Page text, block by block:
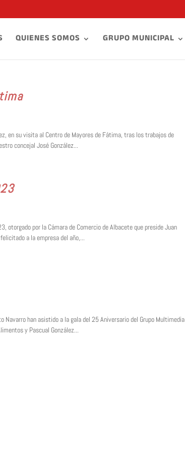
QUIENES SOMOS GRUPO MUNICIPAL
en su visita al Centro de Mayores de Fátima, tras los trabajos de
concejal José González...
otorgado por la Cámara de Comercio de Albacete que preside Juan
a la empresa del año,...
Navarro han asistido a la gala del 25 Aniversario del Grupo Multimedia
y Pascual González...